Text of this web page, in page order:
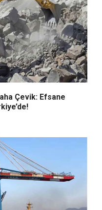
Çevik: Efsane